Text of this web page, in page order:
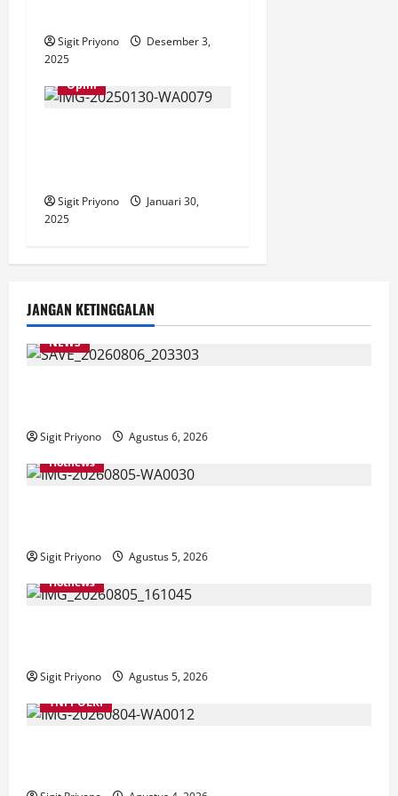
Sigit Priyono
Desember 3,
2025
Opini
Sigit Priyono
Januari 30,
2025
JANGAN KETINGGALAN
NEWS
Sigit Priyono
Agustus 6, 2026
Hotnews
Sigit Priyono
Agustus 5, 2026
Hotnews
Sigit Priyono
Agustus 5, 2026
TNI POLRI